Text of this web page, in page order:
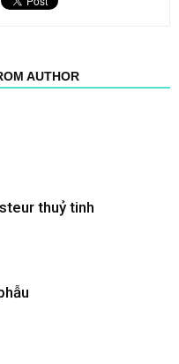
AUTHOR
thuỷ tinh